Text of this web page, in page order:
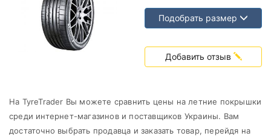
Подобрать размер
Добавить отзыв
На TyreTrader Вы можете сравнить цены на летние покрышки
среди интернет-магазинов и поставщиков Украины. Вам
достаточно выбрать продавца и заказать товар, перейдя на
Continental
Все бренды